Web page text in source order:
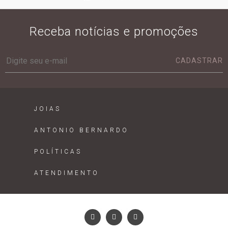
Receba notícias e promoções
CADASTRAR
JOIAS
ANTONIO BERNARDO
POLÍTICAS
ATENDIMENTO